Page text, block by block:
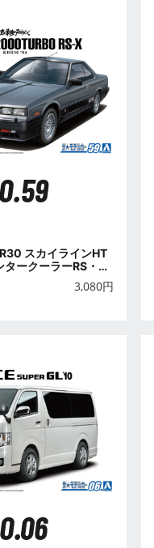
スカイラインHT
ークーラーRS・X
3,080円